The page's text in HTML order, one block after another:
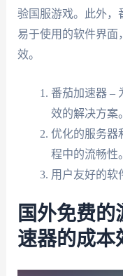
验国服游戏。此外，
易于使用的软件界面
效。
番茄加速器 –
效的解决方案。
优化的服务器
程中的流畅性。
用户友好的软
国外免费的
速器的成本